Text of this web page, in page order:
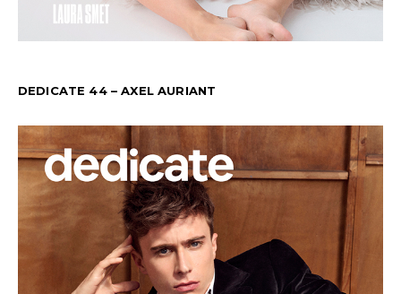
DEDICATE 44 – AXEL AURIANT